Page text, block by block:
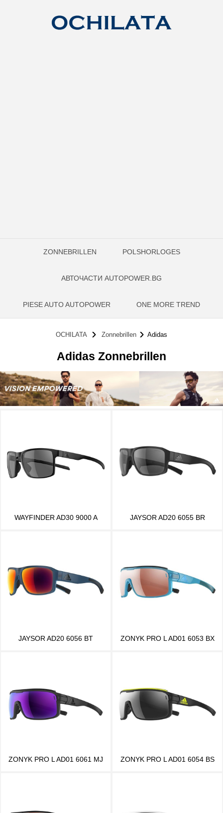
ZONNEBRILLEN POLSHORLOGES
АВТОЧАСТИ AUTOPOWER.BG
PIESE AUTO AUTOPOWER ONE MORE TREND
OCHILATA Zonnebrillen Adidas
Adidas Zonnebrillen
WAYFINDER AD30 9000 A JAYSOR AD20 6055 BR
JAYSOR AD20 6056 BT ZONYK PRO L AD01 6053 BX
ZONYK PRO L AD01 6061 MJ ZONYK PRO L AD01 6054 BS